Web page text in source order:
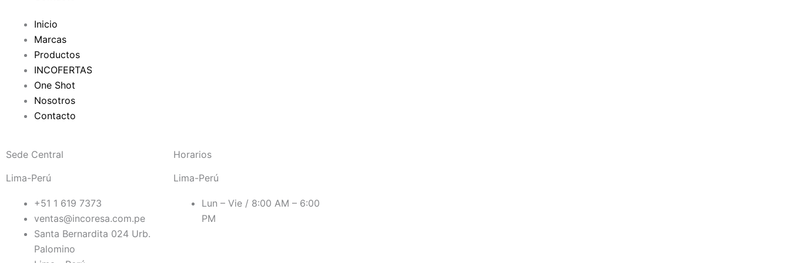
f
Inicio
Marcas
Productos
INCOFERTAS
One Shot
Nosotros
Contacto
Sede Central
Lima-Perú
+51 1 619 7373
ventas@incoresa.com.pe
Santa Bernardita 024 Urb.
Palomino
Horarios
Lima-Perú
Lun – Vie / 8:00 AM – 6:00
PM